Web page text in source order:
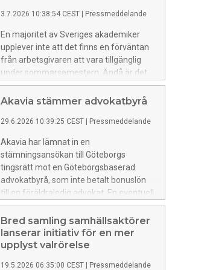
procent. Det visar en färsk undersökning
från fackförbundet Akavia.
3.7.2026 10:38:54 CEST Pressmeddelande
En majoritet av Sveriges akademiker
upplever inte att det finns en förväntan
från arbetsgivaren att vara tillgänglig
under sommarsemestern. Ändå är det
bara knappt var fjärde som kopplar bort
jobbet helt. Det visar en färsk
Akavia.
Akavia stämmer advokatbyrå
29.6.2026 10:39:25 CEST Pressmeddelande
Akavia har lämnat in en
stämningsansökan till Göteborgs
tingsrätt mot en Göteborgsbaserad
advokatbyrå, som inte betalt bonuslön
till en föräldraledig advokat. En eventuell
dom kan bli principiellt intressant, då
prestationsbaserad lön är vanligt
förekommande i branschen.
Bred samling samhällsaktörer
lanserar initiativ för en mer
upplyst valrörelse
19.5.2026 06:35:00 CEST Pressmeddelande